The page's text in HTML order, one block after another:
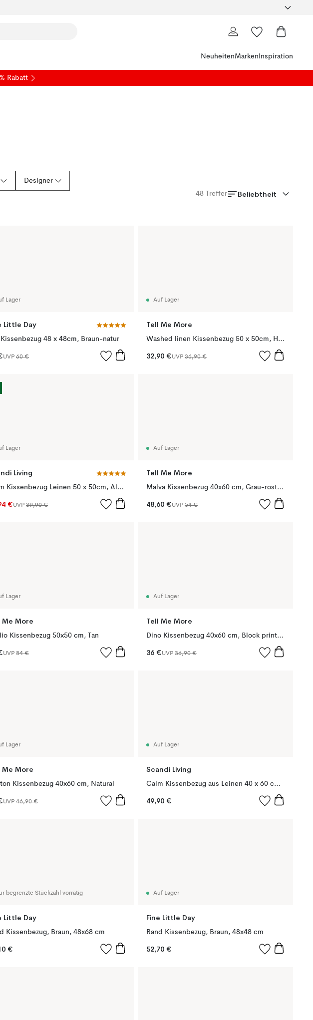
NeuheitenMarken Inspiration
Rabatt
Designer
48 Treffer Beliebtheit
Lager
Little Day
Kissenbezug 48 x 48cm, Braun-natur
UVP 60 €
Auf Lager
Tell Me More
Washed linen Kissenbezug 50 x 50cm, Hazelnut stripe
32,90 €UVP 36,90 €
Lager
Living
Calm Kissenbezug Leinen 50 x 50cm, Almond Brown
€UVP 39,90 €
Auf Lager
Tell Me More
Malva Kissenbezug 40x60 cm, Grau-rostrot
48,60 €UVP 54 €
Lager
Me More
Kissenbezug 50x50 cm, Tan
UVP 54 €
Auf Lager
Tell Me More
Dino Kissenbezug 40x60 cm, Block print brown
36 €UVP 36,90 €
Lager
Me More
Kissenbezug 40x60 cm, Natural
UVP 46,90 €
Auf Lager
Scandi Living
Calm Kissenbezug aus Leinen 40 x 60 cm, Chocolate Brown
49,90 €
begrenzte Stückzahl vorrätig
Little Day
Kissenbezug, Braun, 48x68 cm
€
Auf Lager
Fine Little Day
Rand Kissenbezug, Braun, 48x48 cm
52,70 €